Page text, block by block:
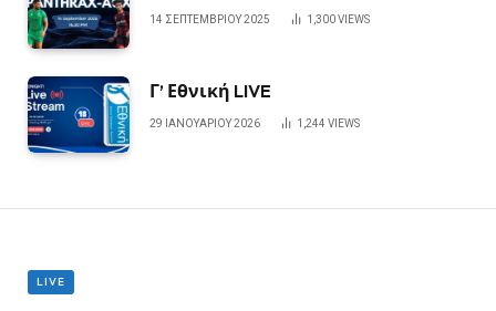
14 ΣΕΠΤΕΜΒΡΊΟΥ 2025 1,300VIEWS
Γ’ Εθνική LIVE
29 ΙΑΝΟΥΑΡΊΟΥ 2026 1,244 VIEWS
LIVE